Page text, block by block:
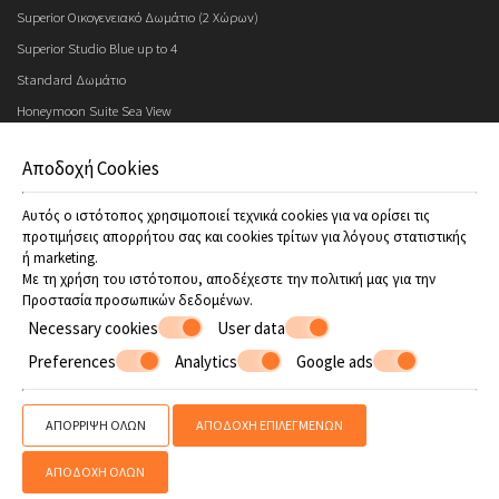
Superior Οικογενειακό Δωμάτιο (2 Χώρων)
Superior Studio Blue up to 4
Standard Δωμάτιο
Honeymoon Suite Sea View
Αξιοθέατα Πηλίου
Αξιοθέατα στο Χορευτό και τη Ζαγορά Πηλίου
Αξιοθέατα στα χωριά του Πηλίου
© Powered by Marinet
︿
Προσφορές
Αποδοχή Cookies
Αυτός ο ιστότοπος χρησιμοποιεί τεχνικά cookies για να ορίσει τις
προτιμήσεις απορρήτου σας και cookies τρίτων για λόγους στατιστικής
ή marketing.
Με τη χρήση του ιστότοπου, αποδέχεστε την πολιτική μας για την
Προστασία προσωπικών δεδομένων.
Necessary cookies
User data
Preferences
Analytics Google ads
ΑΠΌΡΡΙΨΗ ΌΛΩΝ ΑΠΟΔΟΧΉ ΕΠΙΛΕΓΜΈΝΩΝ
ΑΠΟΔΟΧΉ ΌΛΩΝ